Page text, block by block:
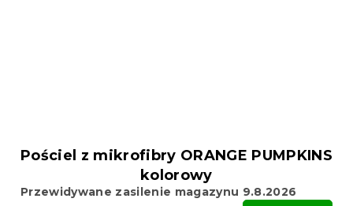
Pościel z mikrofibry ORANGE PUMPKINS
kolorowy
Przewidywane zasilenie magazynu 9.8.2026